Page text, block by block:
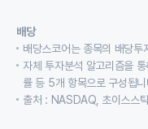
배당
배당스코어는 종목의 배당
자체 투자분석 알고리즘을
률 등 5개 항목으로 구성됩
출처 : NASDAQ, 초이스스